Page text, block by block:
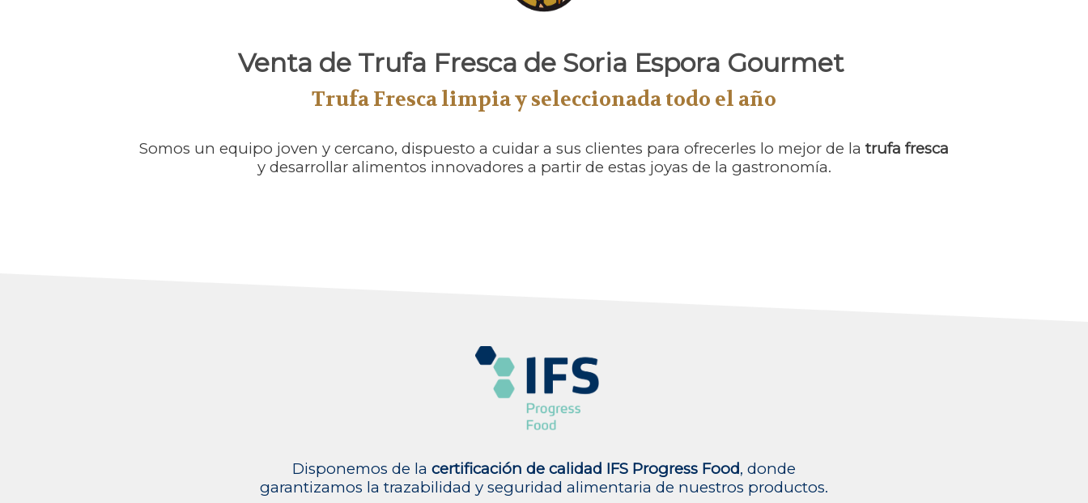
Venta de Trufa Fresca de Soria Espora Gourmet
Trufa Fresca limpia y seleccionada todo el año
Somos un equipo joven y cercano, dispuesto a cuidar a sus clientes para ofrecerles lo mejor de la trufa fresca
y desarrollar alimentos innovadores a partir de estas joyas de la gastronomía.
Disponemos de la certificación de calidad IFS Progress Food, donde
garantizamos la trazabilidad y seguridad alimentaria de nuestros productos.